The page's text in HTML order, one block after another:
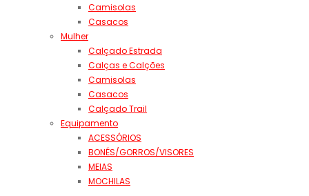
Camisolas
Casacos
Mulher
Calçado Estrada
Calças e Calções
Camisolas
Casacos
Calçado Trail
Equipamento
ACESSÓRIOS
BONÉS/GORROS/VISORES
MEIAS
MOCHILAS